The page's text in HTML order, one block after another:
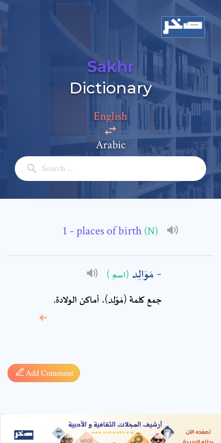
Sakhr
Dictionary
English
Arabic
- places of birth (N)
مَوَالِد (اسم )
جمع كلمة (مَوْلِد)، أماكن الولادة‏.
Add Comment
Add a comment
Full Name: *
Subject: *
required fields